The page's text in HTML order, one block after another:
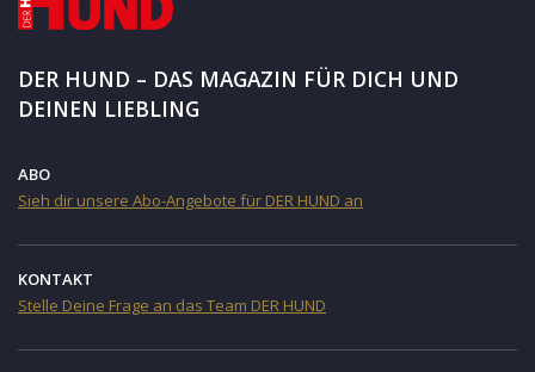
DER HUND – DAS MAGAZIN FÜR DICH UND
DEINEN LIEBLING
ABO
Sieh dir unsere Abo-Angebote für DER HUND an
KONTAKT
Stelle Deine Frage an das Team DER HUND